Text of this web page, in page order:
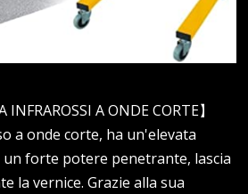
INFRAROSSI A ONDE CORTE】
a onde corte, ha un'elevata
forte potere penetrante, lascia
la vernice. Grazie alla sua